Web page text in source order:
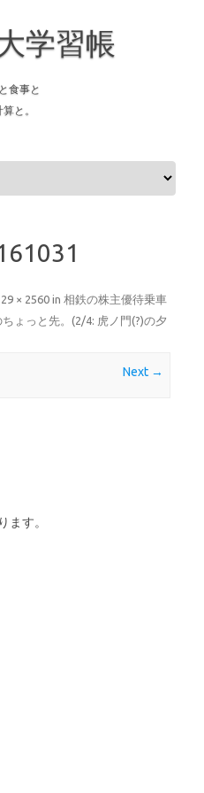
学習帳
食事と
算と。
× 2560 in 相鉄の株主優待乗車
ょっと先。(2/4: 虎ノ門(?)の夕
Next →
ます。